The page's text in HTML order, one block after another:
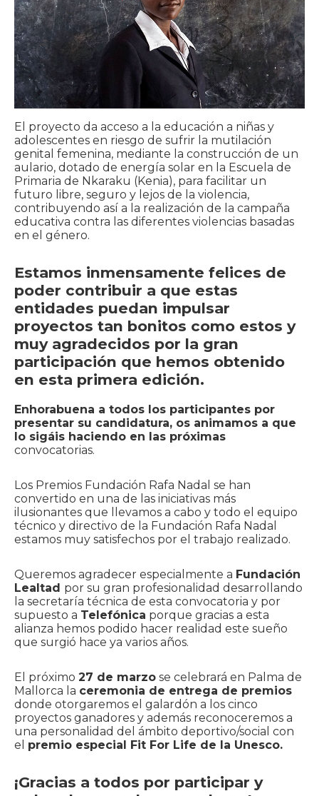
El proyecto da acceso a la educación a niñas y
adolescentes en riesgo de sufrir la mutilación
genital femenina, mediante la construcción de un
aulario, dotado de energía solar en la Escuela de
Primaria de Nkaraku (Kenia), para facilitar un
futuro libre, seguro y lejos de la violencia,
contribuyendo así a la realización de la campaña
educativa contra las diferentes violencias basadas
en el género.
Estamos inmensamente felices de
poder contribuir a que estas
entidades puedan impulsar
proyectos tan bonitos como estos y
muy agradecidos por la gran
participación que hemos obtenido
en esta primera edición.
Enhorabuena a todos los participantes por
presentar su candidatura, os animamos a que
lo sigáis haciendo en las próximas
convocatorias.
Los Premios Fundación Rafa Nadal se han
convertido en una de las iniciativas más
ilusionantes que llevamos a cabo y todo el equipo
técnico y directivo de la Fundación Rafa Nadal
estamos muy satisfechos por el trabajo realizado.
Queremos agradecer especialmente a Fundación
Lealtad por su gran profesionalidad desarrollando
la secretaría técnica de esta convocatoria y por
supuesto a Telefónica porque gracias a esta
alianza hemos podido hacer realidad este sueño
que surgió hace ya varios años.
El próximo 27 de marzo se celebrará en Palma de
Mallorca la ceremonia de entrega de premios
donde otorgaremos el galardón a los cinco
proyectos ganadores y además reconoceremos a
una personalidad del ámbito deportivo/social con
el premio especial Fit For Life de la Unesco.
¡Gracias a todos por participar y